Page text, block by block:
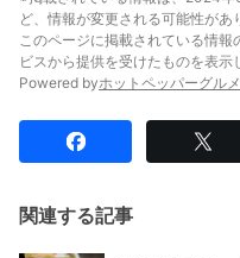
ど、情報が変更される可能性があ
このページに掲載されている情
ビスから提供を受けたものを表示
Powered byホットペッパーグル
関連する記事